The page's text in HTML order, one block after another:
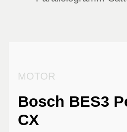
MOTOR
Bosch BES3
CX